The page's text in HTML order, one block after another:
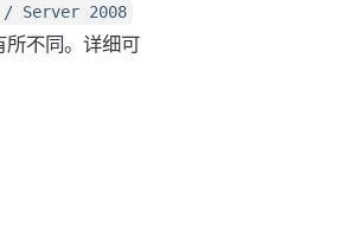
/ Server 2008
所不同。详细可